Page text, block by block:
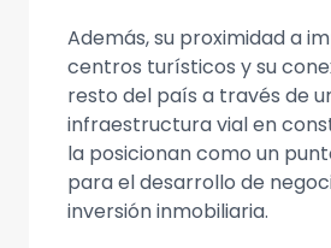
Además, su proximidad a
centros turísticos y su
resto del país a través de
infraestructura vial en
la posicionan como un
para el desarrollo de
inversión inmobiliaria.